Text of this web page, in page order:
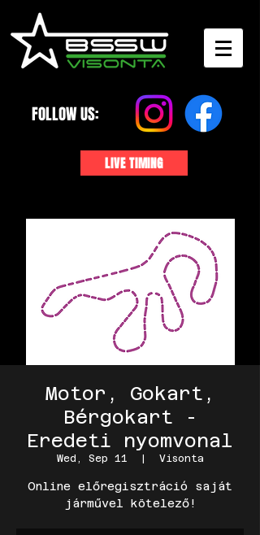
FOLLOW US:
LIVE TIMING
Motor, Gokart,
Bérgokart -
Eredeti nyomvonal
Wed, Sep 11 Visonta
Online előregisztráció saját
járművel kötelező!